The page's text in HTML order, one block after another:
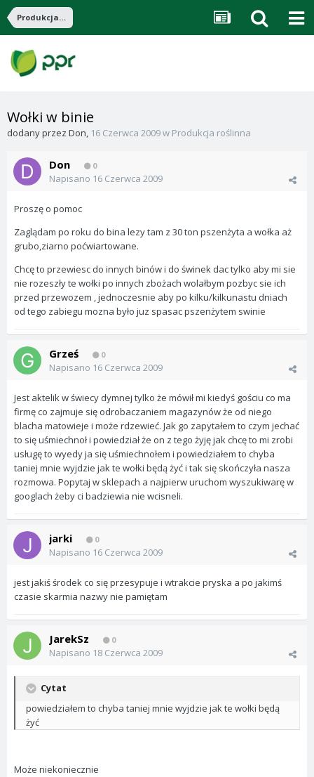
Produkcja roślinna
Wołki w binie
dodany przez Don, 16 Czerwca 2009w Produkcja roślinna
Don 0
Napisano 16 Czerwca 2009
Proszę o pomoc
Zaglądam po roku do bina lezy tam z 30 ton pszenżyta a wołka aż
grubo,ziarno poćwiartowane.
Chcę to przewiesc do innych binów i do świnek dac tylko aby mi sie
nie rozeszły te wołki po innych zbożach wolałbym pozbyc sie ich
przed przewozem , jednoczesnie aby po kilku/kilkunastu dniach
od tego zabiegu mozna było juz spasac pszenżytem swinie
Grześ 0
Napisano 16 Czerwca 2009
Jest aktelik w świecy dymnej tylko że mówił mi kiedyś gościu co ma
firmę co zajmuje się odrobaczaniem magazynów że od niego
blacha matowieje i może rdzewieć. Jak go zapytałem to czym jechać
to się uśmiechnoł i powiedział że on z tego żyję jak chcę to mi zrobi
usługę to wyedy ja się uśmiechnołem i powiedziałem to chyba
taniej mnie wyjdzie jak te wołki będą żyć i tak się skończyła nasza
rozmowa. Popytaj w sklepach a najpierw uruchom wyszukiwarę w
googlach żeby ci badziewia nie wcisneli.
jarki 0
Napisano 16 Czerwca 2009
jest jakiś środek co się przesypuje i wtrakcie pryska a po jakimś
czasie skarmia nazwy nie pamiętam
JarekSz 0
Napisano 18 Czerwca 2009
Cytat
powiedziałem to chyba taniej mnie wyjdzie jak te wołki będą
żyć
Może niekoniecznie